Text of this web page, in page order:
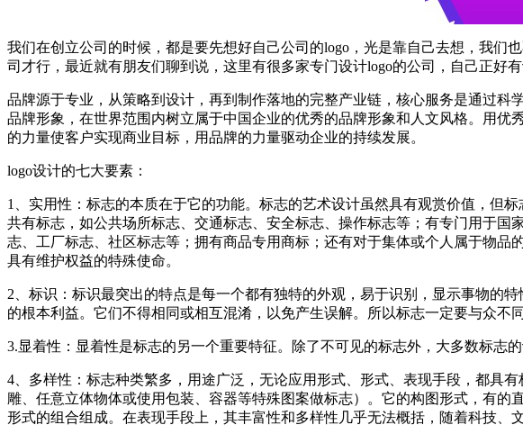
我们在创立公司的时候，都是要先想好自己公司的logo，光是靠自己去想，我们
司才行，最近就有朋友们聊到说，这里有很多家专门设计logo的公司，自己正好
品牌源于专业，从策略到设计，再到制作落地的完整产业链，核心服务是通过
品牌形象，在世界范围内树立属于中国企业的优秀的品牌形象和人文风格。用
的力量使客户实现商业目标，用品牌的力量驱动企业的持续发展。
logo设计的七大要素：
1、实用性：标志的本质在于它的功能。标志的艺术设计虽然具有观赏价值，但
共有标志，如公共场所标志、交通标志、安全标志、操作标志等；有专门用于
志、工厂标志、社区标志等；拥有商品专用商标；还有对于集体或个人属于物
具有维护权益的特殊使命。
2、标识：标识最突出的特点是每一个都有独特的外观，易于识别，显示事物的
的根本利益。它们不得相同或相互混淆，以免产生误解。所以标志一定要与众不
3.显着性：显着性是标志的另一个重要特征。除了不可见的标志外，大多数标志
4、多样性：标志种类繁多，用途广泛，无论应用形式、形式、表现手段，都具
雕、任意立体物体或使用包装、容器等特殊图案做标志）。它的构图形式，有
形式的组合组成。在表现手段上，其丰富性和多样性几乎无法概括，随着科技、